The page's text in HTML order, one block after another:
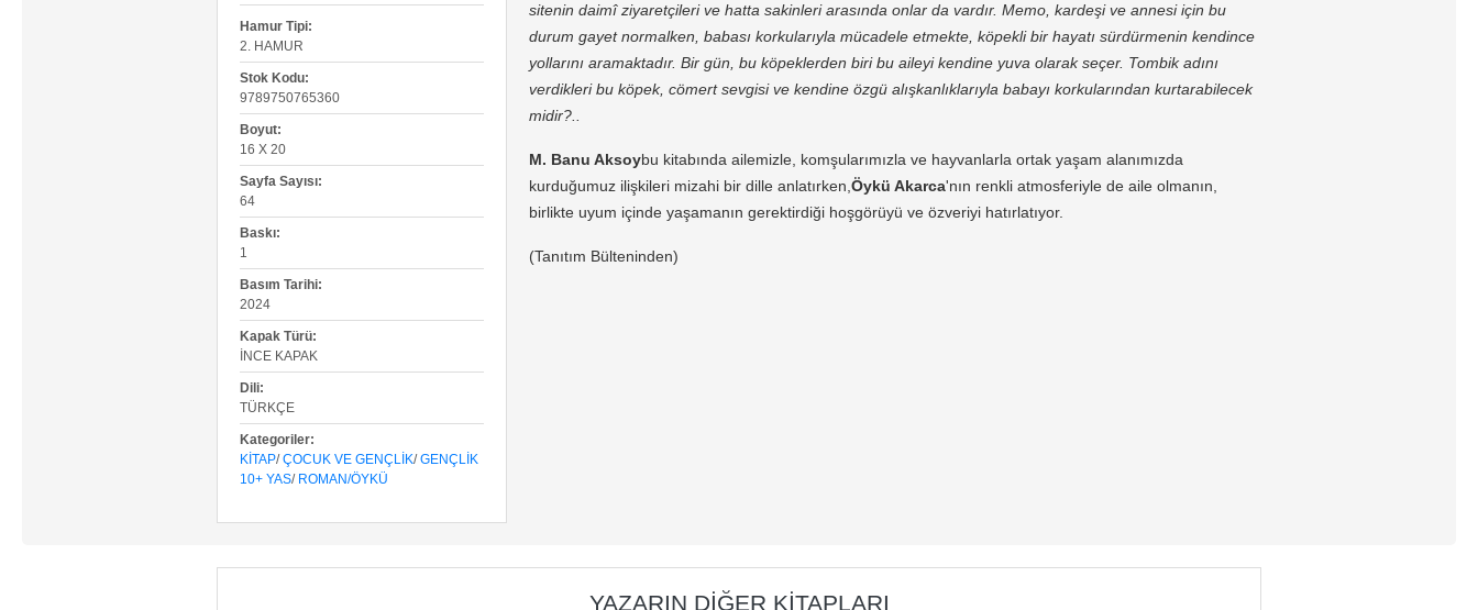
Hamur Tipi:
2. HAMUR
Stok Kodu:
9789750765360
Boyut:
16 X 20
Sayfa Sayısı:
64
Baskı:
1
Basım Tarihi:
2024
Kapak Türü:
İNCE KAPAK
Dili:
TÜRKÇE
Kategoriler:
KITAP/ÇOCUK VE GENÇLIK/GENÇLIK
10+ YAS/ ROMAN/ÖYKÜ
sitenin daimî ziyaretçileri ve hatta sakinleri arasında onlar da vardır. Memo, kardeşi ve annesi için bu
durum gayet normalken, babası korkularıyla mücadele etmekte, köpekli bir hayatı sürdürmenin kendince
yollarını aramaktadır. Bir gün, bu köpeklerden biri bu aileyi kendine yuva olarak seçer. Tombik adını
verdikleri bu köpek, cömert sevgisi ve kendine özgü alışkanlıklarıyla babayı korkularından kurtarabilecek
midir?..
M. Banu Aksoybu kitabında ailemizle, komşularımızla ve hayvanlarla ortak yaşam alanımızda
kurduğumuz ilişkileri mizahi bir dille anlatırken, Öykü Akarca'nın renkli atmosferiyle de aile olmanın,
birlikte uyum içinde yaşamanın gerektirdiği hoşgörüyü ve özveriyi hatırlatıyor.
(Tanıtım Bülteninden)
YAZARIN DIĞER KITAPLARI